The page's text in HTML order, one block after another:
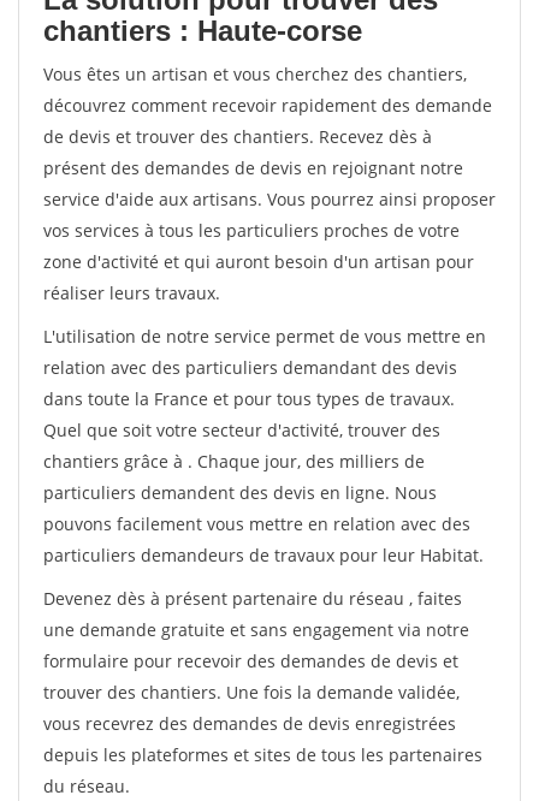
chantiers : Haute-corse
Vous êtes un artisan et vous cherchez des chantiers,
découvrez comment recevoir rapidement des demande
de devis et trouver des chantiers. Recevez dès à
présent des demandes de devis en rejoignant notre
service d'aide aux artisans. Vous pourrez ainsi proposer
vos services à tous les particuliers proches de votre
zone d'activité et qui auront besoin d'un artisan pour
réaliser leurs travaux.
L'utilisation de notre service permet de vous mettre en
relation avec des particuliers demandant des devis
dans toute la France et pour tous types de travaux.
Quel que soit votre secteur d'activité, trouver des
chantiers grâce à . Chaque jour, des milliers de
particuliers demandent des devis en ligne. Nous
pouvons facilement vous mettre en relation avec des
particuliers demandeurs de travaux pour leur Habitat.
Devenez dès à présent partenaire du réseau , faites
une demande gratuite et sans engagement via notre
formulaire pour recevoir des demandes de devis et
trouver des chantiers. Une fois la demande validée,
vous recevrez des demandes de devis enregistrées
depuis les plateformes et sites de tous les partenaires
du réseau.